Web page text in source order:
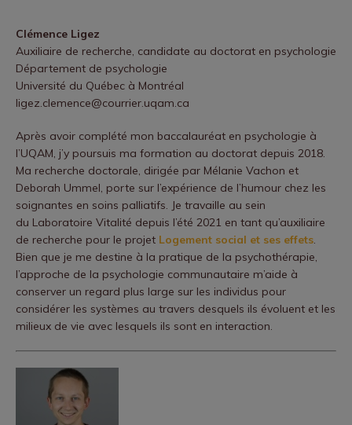
Clémence Ligez
Auxiliaire de recherche, candidate au doctorat en psychologie
Département de psychologie
Université du Québec à Montréal
ligez.clemence@courrier.uqam.ca
Après avoir complété mon baccalauréat en psychologie à
l’UQAM, j’y poursuis ma formation au doctorat depuis 2018.
Ma recherche doctorale, dirigée par Mélanie Vachon et
Deborah Ummel, porte sur l’expérience de l’humour chez les
soignantes en soins palliatifs. Je travaille au sein
du Laboratoire Vitalité depuis l’été 2021 en tant qu’auxiliaire
de recherche pour le projet Logement social et ses effets.
Bien que je me destine à la pratique de la psychothérapie,
l’approche de la psychologie communautaire m’aide à
conserver un regard plus large sur les individus pour
considérer les systèmes au travers desquels ils évoluent et les
milieux de vie avec lesquels ils sont en interaction.